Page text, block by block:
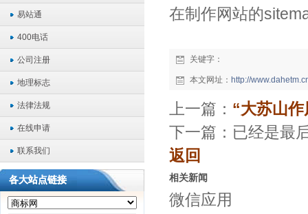
易站通
400电话
公司注册
地理标志
法律法规
在线申请
联系我们
各大站点链接
在制作网站的
关键字：
本文网址： http://
上一篇： “大苏山
下一篇：已经是最
返回
相关新闻
微信应用